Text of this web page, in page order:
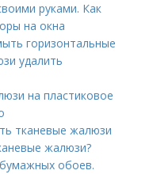
руками. Как
на окна
горизонтальные
удалить
на пластиковое
тканевые жалюзи
жалюзи?
обоев.